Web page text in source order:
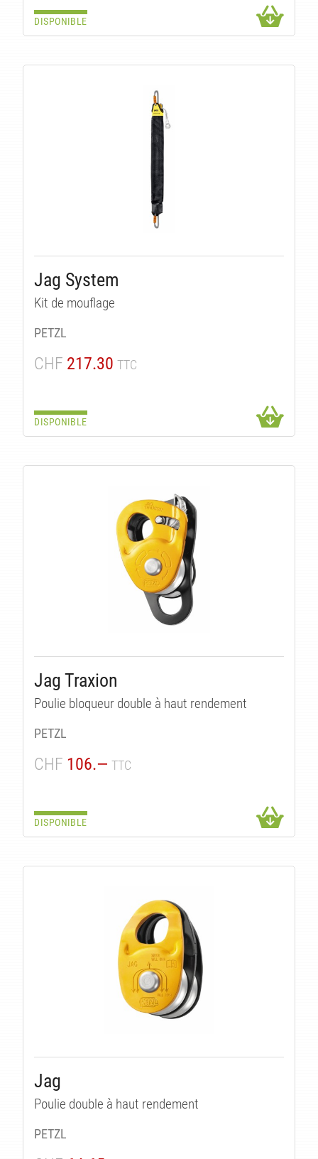
DISPONIBLE
Jag System
Kit de mouflage
PETZL
CHF 217.30 TTC
DISPONIBLE
Jag Traxion
Poulie bloqueur double à haut rendement
PETZL
CHF 106.— TTC
DISPONIBLE
Jag
Poulie double à haut rendement
PETZL